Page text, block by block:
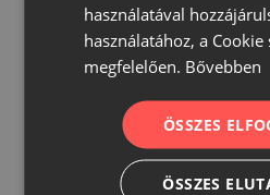
használatával
használatához, a
megfelelően. Bővebben
ÖSSZES
ÖSSZES